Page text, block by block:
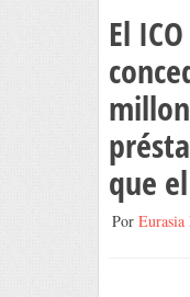
El
que
Por Eurasia